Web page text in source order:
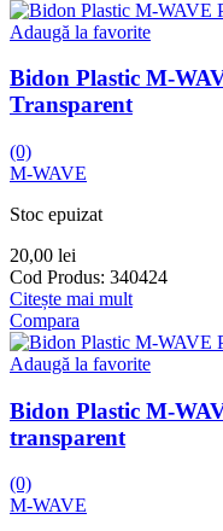
Adaugă la favorite
Bidon Plastic M-
Transparent
(0)
M-WAVE
Stoc epuizat
20,00 lei
Cod Produs: 340424
Citește mai mult
Compara
Adaugă la favorite
Bidon Plastic M-
transparent
(0)
M-WAVE